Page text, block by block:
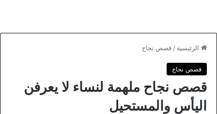
الرئيسية / قصص نجاح
قصص نجاح
قصص نجاح ملهمة لنساء لا يعرفن
اليأس والمستحيل